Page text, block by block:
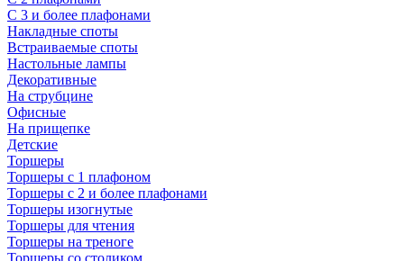
С 3 и более плафонами
Накладные споты
Встраиваемые споты
Настольные лампы
Декоративные
На струбцине
Офисные
На прищепке
Детские
Торшеры
Торшеры с 1 плафоном
Торшеры с 2 и более плафонами
Торшеры изогнутые
Торшеры для чтения
Торшеры на треноге
Торшеры со столиком